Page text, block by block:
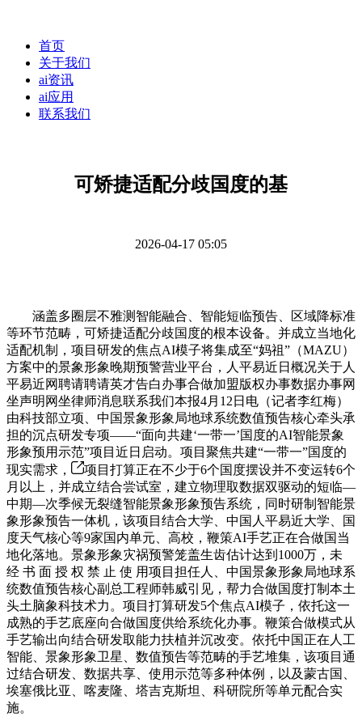
首页
关于我们
ai资讯
ai应用
联系我们
可矫捷适配分歧国度的基
2026-04-17 05:05
涵盖多圈层不雅测智能融合、智能短临预告、区域降标准
等环节范畴，可矫捷适配分歧国度的根本设备。并成立当地化
适配机制，项目研发的焦点AI模子将集成至“妈祖”（MAZU）
方案中的景象形象晚期预警营业平台，人平易近日概况关于人
平易近网聘请聘请英才告白办事合做加盟版权办事数据办事网
坐声明网坐律师消息联系我们本报4月12日电（记者李红梅）
由科技部立项、中国景象形象局地球系统数值预告核心牵头承
担的沉点研发专项——“面向共建‘一带一’国度的AI智能景象
形象预用示范”项目近日启动。项目聚焦共建“一带一”国度的
现实需求，
项目打算正在不少于6个国度摆设并不变运转6个
月以上，并成立结合尝试室，建立物理取数据双驱动的短临—
中期—次季候无裂缝智能景象形象预告系统，同时研制智能景
象形象预告一体机，该项目结合大学、中国人平易近大学、国
度天气核心等9家国内单元、高校，鞭策AI手艺正在合做国当
地化落地。景象形象灾祸预警笼盖生齿估计达到1000万，未
经 书 面 授 权 禁 止 使 用项目担任人、中国景象形象局地球系
统数值预告核心副总工程师韩威引见，帮力合做国度打制本土
头土脑象科技术力。项目打算研发5个焦点AI模子，依托这一
成熟的手艺底座向合做国度供给系统化办事。鞭策合做模式从
手艺输出向结合研发取能力扶植并沉改变。依托中国正在人工
智能、景象形象卫星、数值预告等范畴的手艺堆集，该项目通
过结合研发、数据共享、使用示范等多种体例，以及蒙古国、
埃塞俄比亚、喀麦隆、塔吉克斯坦、科研院所等单元配合实
施。